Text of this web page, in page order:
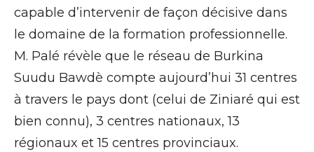
capable d’intervenir de façon décisive dans
le domaine de la formation professionnelle.
M. Palé révèle que le réseau de Burkina
Suudu Bawdè compte aujourd’hui 31 centres
à travers le pays dont (celui de Ziniaré qui est
bien connu), 3 centres nationaux, 13
régionaux et 15 centres provinciaux.